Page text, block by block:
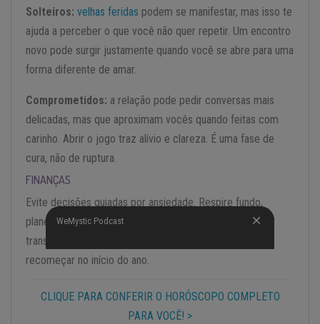
Solteiros: velhas feridas podem se manifestar, mas isso te
ajuda a perceber o que você não quer repetir. Um encontro
novo pode surgir justamente quando você se abre para uma
forma diferente de amar.
Comprometidos: a relação pode pedir conversas mais
delicadas, mas que aproximam vocês quando feitas com
carinho. Abrir o jogo traz alívio e clareza. É uma fase de
cura, não de ruptura.
FINANÇAS
Evite decisões guiadas por ansiedade. Respire fundo,
planeje e dê passos pequenos. O mês pede cautela e
transparência, mas te deixa em posição segura para
recomeçar no início do ano.
CLIQUE PARA CONFERIR O HORÓSCOPO COMPLETO
PARA VOCÊ! >
WeMystic Podcast
WeMystic Podcast